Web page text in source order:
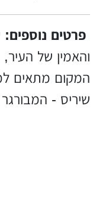
פרטים נוספים:
והאמין של
המקום מתאים
שיריס -